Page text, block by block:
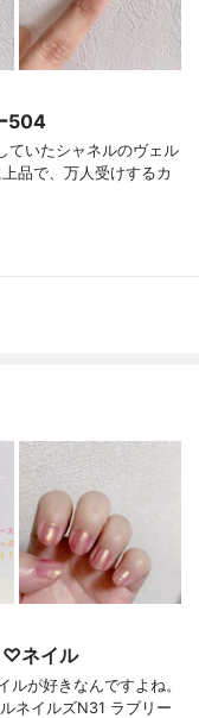
504
ていたシャネルのヴェル
品で、万人受けするカ
♡ネイル
が好きなんですよね。
ネイルズN31 ラブリー